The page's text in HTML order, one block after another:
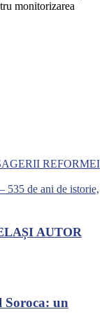
monitorizarea
REFORMEI
535 de ani de istorie,
AUTOR
Soroca: un